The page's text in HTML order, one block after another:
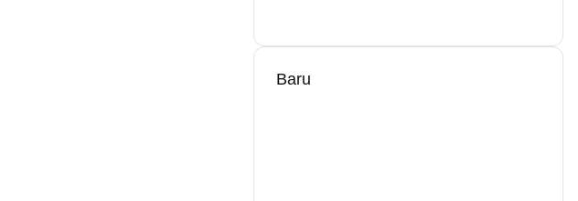
Baru